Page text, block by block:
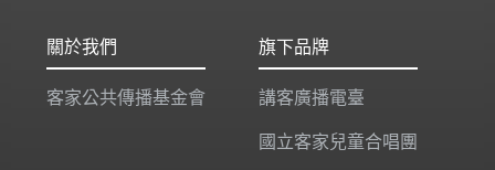
關於我們
客家公共傳播基金會
旗下品牌
講客廣播電臺
國立客家兒童合唱團